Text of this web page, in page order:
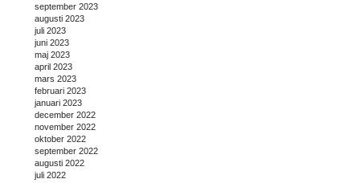
september 2023
augusti 2023
juli 2023
juni 2023
maj 2023
april 2023
mars 2023
februari 2023
januari 2023
december 2022
november 2022
oktober 2022
september 2022
augusti 2022
juli 2022